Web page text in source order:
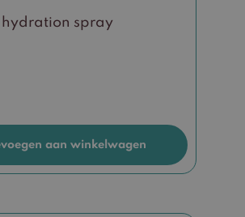
hydration spray
aan winkelwagen